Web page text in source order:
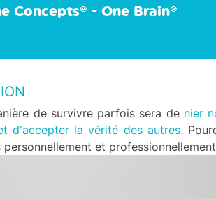
Concepts® - One Brain®
de survivre parfois sera de nier
d'accepter la vérité des autres.
personnellement et